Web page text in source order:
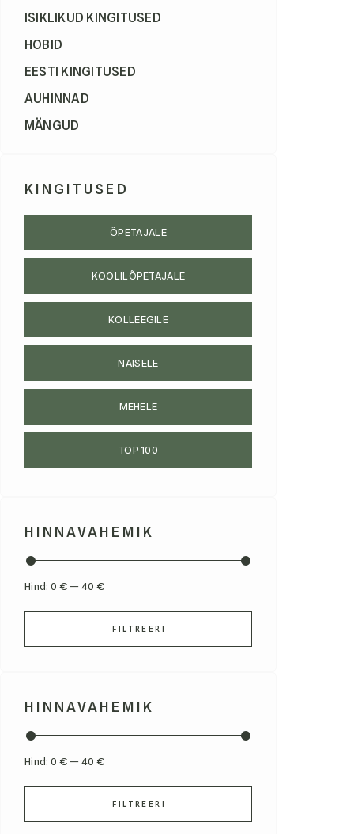
ISIKLIKUD KINGITUSED
HOBID
EESTI KINGITUSED
AUHINNAD
MÄNGUD
KINGITUSED
ÕPETAJALE
KOOLILÕPETAJALE
KOLLEEGILE
NAISELE
MEHELE
TOP 100
HINNAVAHEMIK
FILTREERI
Hind: 0 € — 40 €
HINNAVAHEMIK
FILTREERI
Hind: 0 € — 40 €